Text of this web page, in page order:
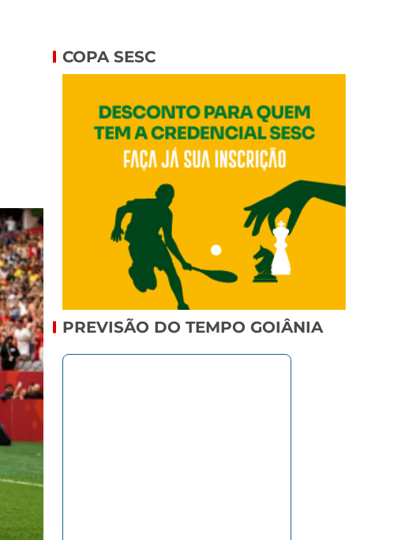
COPA SESC
PREVISÃO DO TEMPO GOIÂNIA